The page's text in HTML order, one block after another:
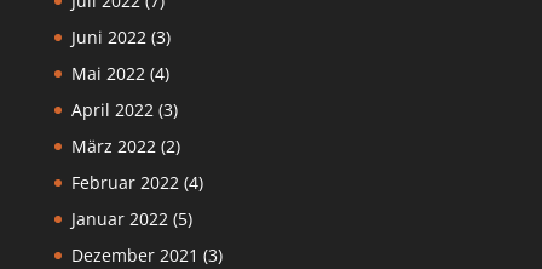
Juni 2022(3)
Mai 2022(4)
April 2022(3)
März 2022(2)
Februar 2022(4)
Januar 2022(5)
Dezember 2021 (3)